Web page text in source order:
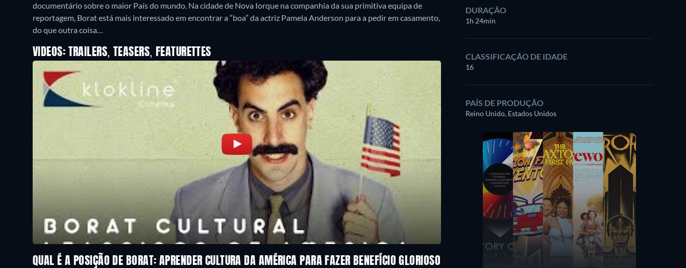
documentário sobre o maior País do mundo. Na cidade de Nova Iorque na companhia da sua primitiva equipa de
reportagem, Borat está mais interessado em encontrar a “boa” da actriz Pamela Anderson para a pedir em casamento,
do que outra coisa…
VIDEOS: TRAILERS, TEASERS, FEATURETTES
DURAÇÃO
1h 24min
CLASSIFICAÇÃO DE IDADE
16
PAÍS DE PRODUÇÃO
Reino Unido, Estados Unidos
QUAL É A POSIÇÃO DE BORAT: APRENDER CULTURA DA AMÉRICA PARA FAZER BENEFÍCIO GLORIOSO